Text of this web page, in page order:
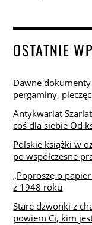
OSTATNIE
Dawne
pergaminy,
Antykwariat
coś dla siebie Od
Polskie książki w
po współczesne
„Poproszę o
z 1948 roku
Stare dzwonki z
powiem Ci, kim